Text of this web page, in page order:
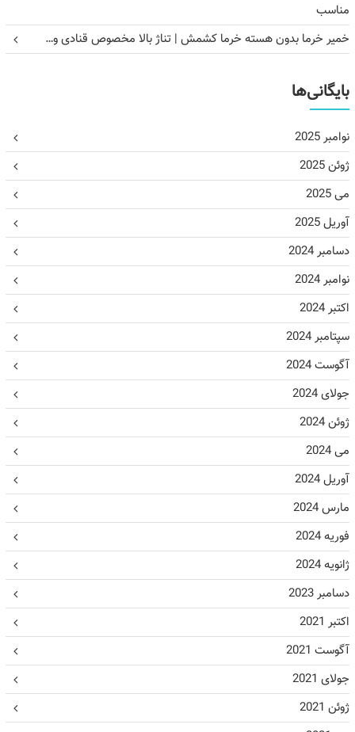
مناسب
خمیر خرما بدون هسته خرما کشمش | تناژ بالا مخصوص قنادی و…
بایگانی‌ها
نوامبر 2025
ژوئن 2025
می 2025
آوریل 2025
دسامبر 2024
نوامبر 2024
اکتبر 2024
سپتامبر 2024
آگوست 2024
جولای 2024
ژوئن 2024
می 2024
آوریل 2024
مارس 2024
فوریه 2024
ژانویه 2024
دسامبر 2023
اکتبر 2021
آگوست 2021
جولای 2021
ژوئن 2021